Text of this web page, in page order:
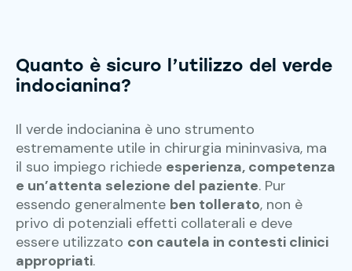
Quanto è sicuro l’utilizzo del verde
indocianina?
Il verde indocianina è uno strumento
estremamente utile in chirurgia mininvasiva, ma
il suo impiego richiede esperienza, competenza
e un’attenta selezione del paziente. Pur
essendo generalmente ben tollerato, non è
privo di potenziali effetti collaterali e deve
essere utilizzato con cautela in contesti clinici
appropriati.